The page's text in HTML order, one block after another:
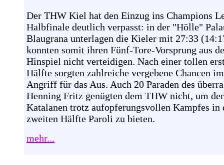
Der THW Kiel hat den Einzug ins Champions
Halbfinale deutlich verpasst: in der "Hölle"
Blaugrana unterlagen die Kieler mit 27:33
konnten somit ihren Fünf-Tore-Vorsprung aus
Hinspiel nicht verteidigen. Nach einer tollen
Hälfte sorgten zahlreiche vergebene Chancen im
Angriff für das Aus. Auch 20 Paraden des
Henning Fritz genügten dem THW nicht, um
Katalanen trotz aufopferungsvollen Kampfes in
zweiten Hälfte Paroli zu bieten.
mehr...